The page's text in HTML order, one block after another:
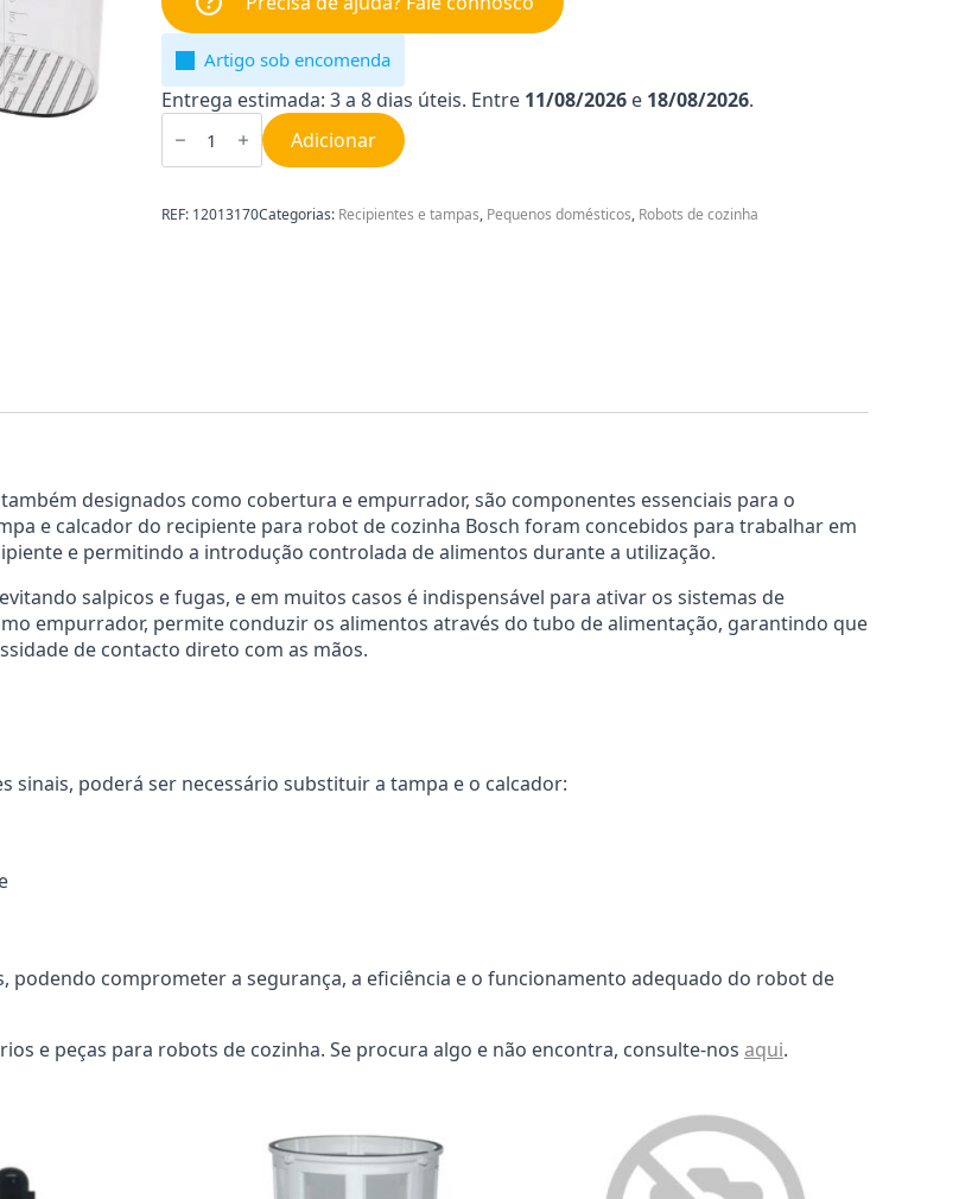
Artigo sob encomenda
Entrega estimada: 3 a 8 dias úteis. Entre 11/08/2026 e 18/08/2026.
Quantidade
de
e
do
Recipiente
Adicionar
REF: 12013170Categorias: Recipientes e tampas, Pequenos domésticos, Robots de cozinha
designados como cobertura e empurrador, são componentes essenciais para o
e calcador do recipiente para robot de cozinha Bosch foram concebidos para trabalhar em
e permitindo a introdução controlada de alimentos durante a utilização.
salpicos e fugas, e em muitos casos é indispensável para ativar os sistemas de
empurrador, permite conduzir os alimentos através do tubo de alimentação, garantindo que
de contacto direto com as mãos.
sinais, poderá ser necessário substituir a tampa e o calcador:
podendo comprometer a segurança, a eficiência e o funcionamento adequado do robot de
e peças para robots de cozinha. Se procura algo e não encontra, consulte-nos aqui.